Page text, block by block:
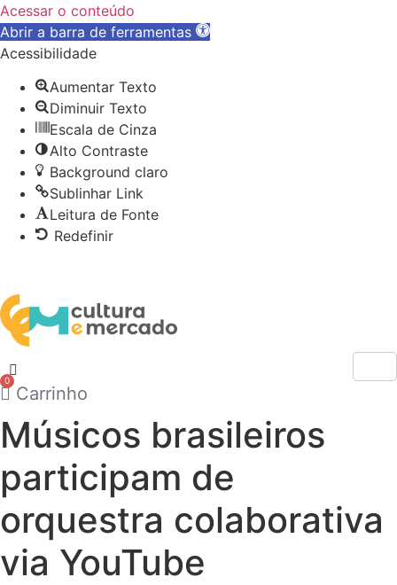
Acessar o conteúdo
Abrir a barra de ferramentas
Acessibilidade
Aumentar Texto
Diminuir Texto
Escala de Cinza
Alto Contraste
Background claro
Sublinhar Link
Leitura de Fonte
Redefinir
o
conteúdo
0
Carrinho
Músicos brasileiros
participam de
orquestra colaborativa
via YouTube